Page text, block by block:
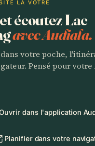
LA VÔTRE
écoutez Lac
avec Audiala.
votre poche,
Pensé pour votre
dans l'application
Planifier dans votre